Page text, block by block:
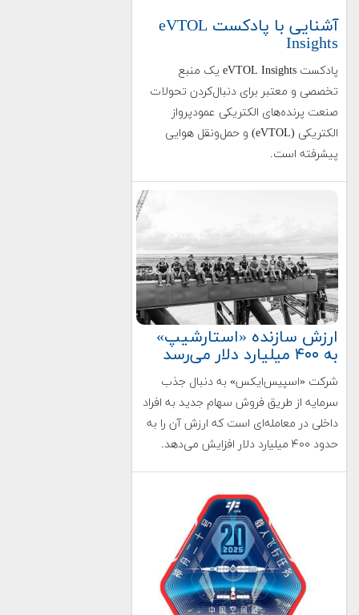
آشنایی با پادکست eVTOL
Insights
پادکست eVTOL Insights یک منبع
تخصصی و معتبر برای دنبال‌کردن تحولات
صنعت پرنده‌های الکتریکی عمودپرواز
الکتریکی (eVTOL) و حمل‌ونقل هوایی
پیشرفته است.
ارزش سازنده «استارشیپ»
به ۴۰۰ میلیارد دلار می‌رسد
شرکت «اسپیس‌ایکس» به دنبال جذب
سرمایه از طریق فروش سهام جدید به افراد
داخلی در معامله‌ای است که ارزش آن را به
حدود ۴۰۰ میلیارد دلار افزایش می‌دهد.